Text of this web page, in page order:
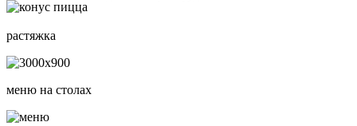
растяжка
меню на столах